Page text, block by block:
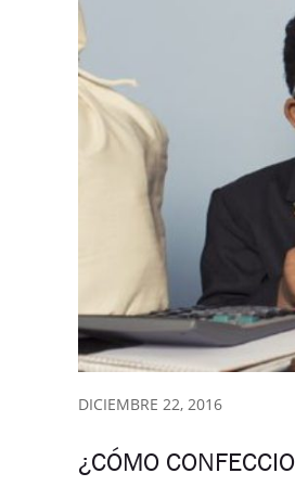
DICIEMBRE 22, 2016
¿CÓMO